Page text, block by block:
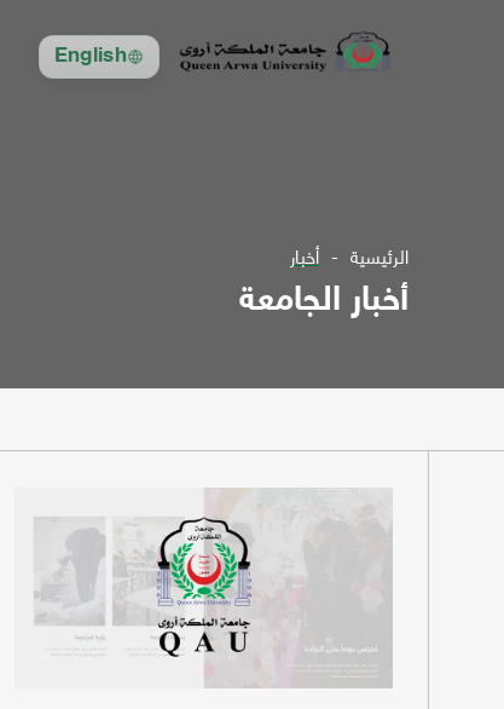
English
الرئيسية أخبار
أخبار الجامعة